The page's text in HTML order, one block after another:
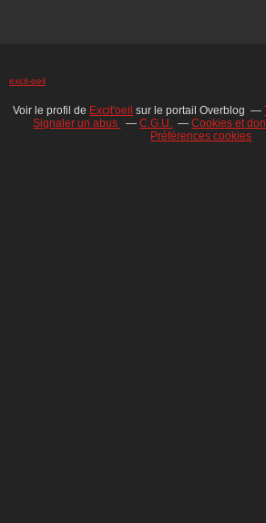
excit-oeil
Voir le profil de Excit'oeil sur le portail Overblog
Signaler un abus
C.G.U.
Cookies et
Préférences cookies